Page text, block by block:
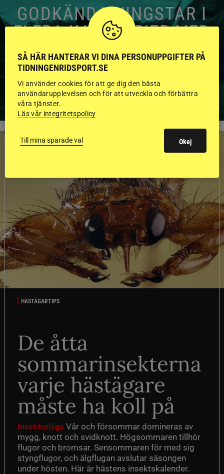
GODKÄNDA HINGSTAR I
FLERA KATEGORIER MED
BILDER OCH FAKTA
VISA ALLA HINGSTAR
HÄSTÄGARTIPS
De åtta
sommarinsekterna
varje hästägare
måste ha koll på
Insektsplåga Vår och försommar domineras av
mygg, knott och svidknott. Högsommaren tillhör
flugor och bromsar. Sensommaren för med sig
styngflugor, och älgflugan avslutar säsongen
under hösten. Här är hästens insektskalender.
SÅ HÄR HANTERAR VI DINA PERSONUPPGIFTER PÅ
TIDNINGENRIDSPORT.SE
Vi använder cookies för att ge dig den bästa
användarupplevelsen och för att utveckla och förbättra
våra tjänster.
Läs vår integritetspolicy
Till mina sparade val Okej